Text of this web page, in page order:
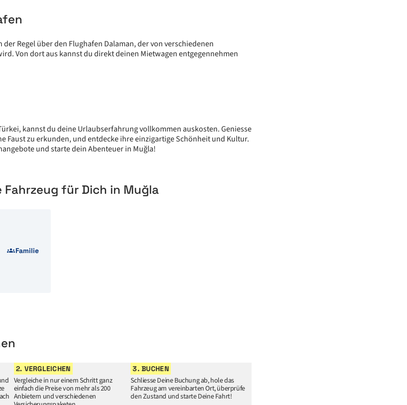
Regel über den Flughafen Dalaman, der von verschiedenen
Von dort aus kannst du direkt deinen Mietwagen entgegennehmen
kannst du deine Urlaubserfahrung vollkommen auskosten. Geniesse
Faust zu erkunden, und entdecke ihre einzigartige Schönheit und Kultur.
und starte dein Abenteuer in Muğla!
für Dich in Muğla
Familie
2. VERGLEICHEN
Vergleiche in nur einem Schritt ganz
einfach die Preise von mehr als 200
Anbietern und verschiedenen
3. BUCHEN
Schliesse Deine Buchung ab, hole das
Fahrzeug am vereinbarten Ort, überprüfe
den Zustand und starte Deine Fahrt!